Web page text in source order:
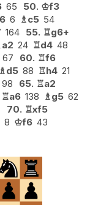
65 50. ♔f3
6 ♗c5 54
164 55. ♖g6+
a2 24 ♖d4 48
67 60. ♖f6
♗d5 88 ♖h4 21
98 65. ♖a2
♖a6 138 ♗g5 62
70. ♖xf5
8 ♔f6 43